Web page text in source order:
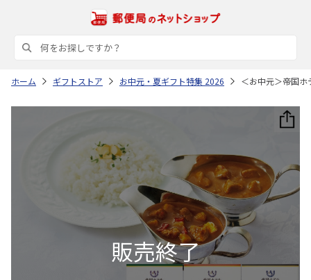
ホーム ギフトストア お中元・夏ギフト特集 2026 ＜お中元＞帝国